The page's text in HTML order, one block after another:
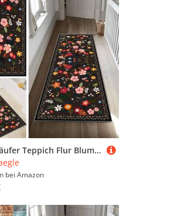
Bunt Läufer Teppich Flur Blume Lang rutschfest Waschbar Moderne Kücheläufer Teppich Läufer 80x130cm Dauerhaft Läuferteppich Flurläufer Korridor Meterware
bei Amazon